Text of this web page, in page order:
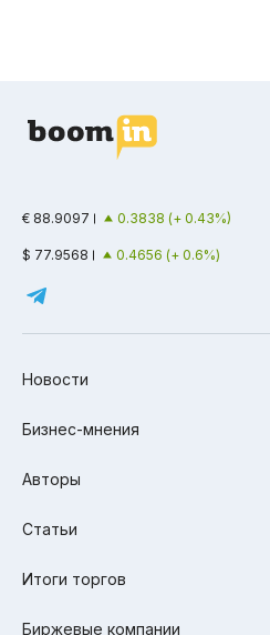
€ 88.9097 0.3838 (+ 0.43%)
$ 77.9568 0.4656 (+ 0.6%)
Новости
Бизнес-мнения
Авторы
Статьи
Итоги торгов
Биржевые компании